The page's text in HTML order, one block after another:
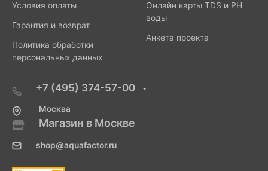
Условия оплаты
Гарантия и возврат
Политика обработки
персональных данных
Онлайн карты TDS и PH
воды
Анкета проекта
+7 (495) 374-57-00
Москва
Магазин в Москве
shop@aquafactor.ru